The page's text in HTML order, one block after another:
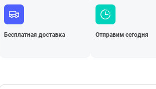
Бесплатная доставка Отправим сегодня